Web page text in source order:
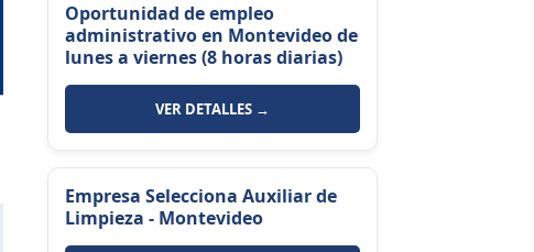
Oportunidad de empleo
administrativo en Montevideo de
lunes a viernes (8 horas diarias)
VER DETALLES →
Empresa Selecciona Auxiliar de
Limpieza - Montevideo